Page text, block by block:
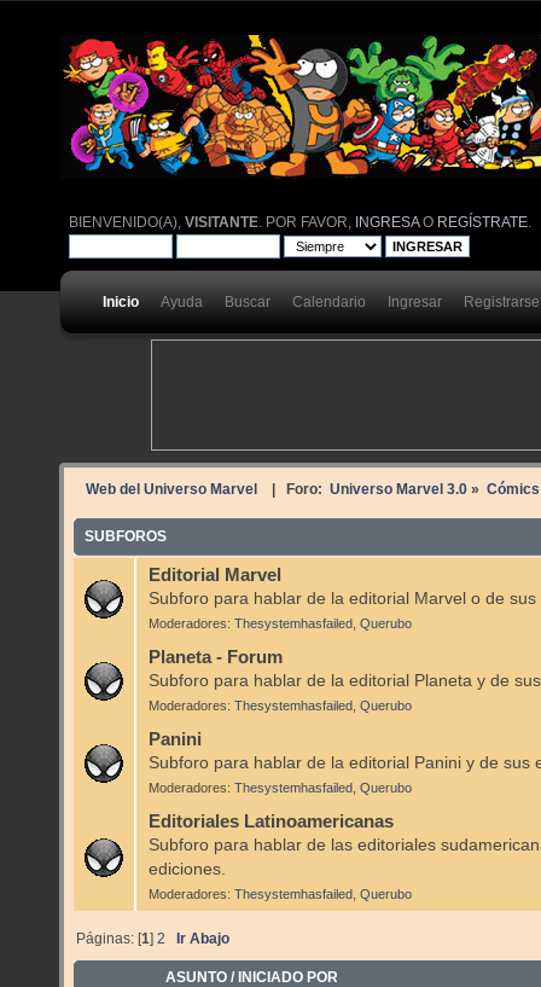
BIENVENIDO(A),VISITANTE . POR FAVOR, INGRESAO REGÍSTRATE
Inicio Ayuda Buscar Calendario Ingresar Registrarse
Web del Universo Marvel | Foro: Universo Marvel 3.0» Cómics
SUBFOROS
Editorial Marvel
Subforo para hablar de la editorial Marvel o de sus
Moderadores: Thesystemhasfailed, Querubo
Planeta - Forum
Subforo para hablar de la editorial Planeta y de
Moderadores: Thesystemhasfailed, Querubo
Panini
Subforo para hablar de la editorial Panini y de sus
Moderadores: Thesystemhasfailed, Querubo
Editoriales Latinoamericanas
Subforo para hablar de las editoriales
ediciones.
Moderadores: Thesystemhasfailed, Querubo
Páginas: [1]2 Ir Abajo
ASUNTO / INICIADO POR